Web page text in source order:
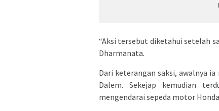
“Aksi tersebut diketahui setelah
Dharmanata.
Dari keterangan saksi, awalnya
Dalem. Sekejap kemudian
mengendarai sepeda motor